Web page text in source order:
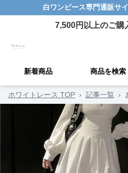
白ワンピース専門通販サ
7,500円以上のご購
新着商品 商品を検索
ホワイトレース TOP › 記事一覧 ›